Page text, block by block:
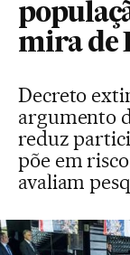
mira de
Decreto
argumento
reduz
põe em
avaliam